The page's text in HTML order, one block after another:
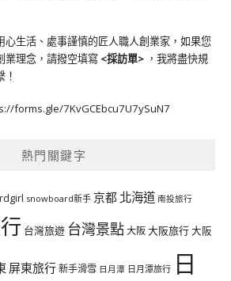
心生活、處事謹慎的匠人職人創業家，如果您
業理念，請撥空填寫 <採訪單> ，我將盡快規
forms.gle/7KvGCEbcu7U7ySuN7
熱門關鍵字
snowboard新手 京都 北海道 南投旅行
台灣旅遊 台灣景點大阪大阪旅行大阪
屏東旅行新手滑雪 日月潭 日月潭旅行 日